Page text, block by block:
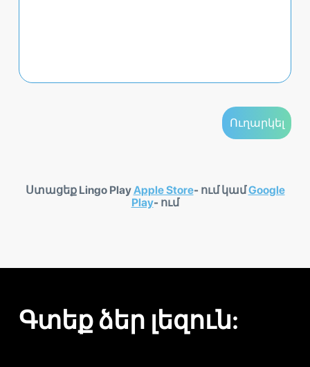
Ստացեք Lingo PlayApple Store- ում կամGoogle
Play- ում
Գտեք ձեր լեզուն: